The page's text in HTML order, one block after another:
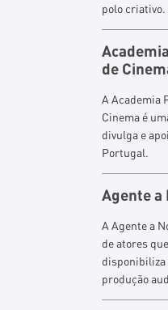
polo criativo.
de
A Academia
Cinema é
divulga e
Portugal.
Agente
A Agente a
de atores
disponibiliza
produção